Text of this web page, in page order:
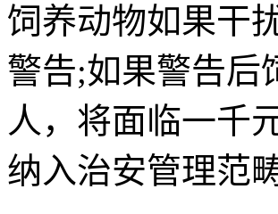
饲养动物如果干
警告;如果警告后
人，将面临一千
纳入治安管理范